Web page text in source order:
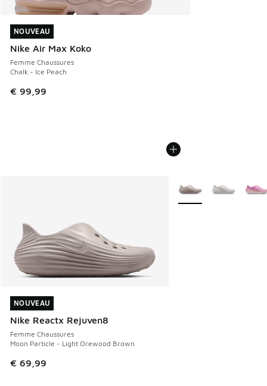
NOUVEAU
Nike Air Max Koko
Femme Chaussures
Chalk - Ice Peach
€ 99,99
NOUVEAU
NOUVEAU
Nike Reactx Rejuven8
Femme Chaussures
Moon Particle - Light Orewood Brown
€ 69,99
NOUVEAU
Plus de couleurs